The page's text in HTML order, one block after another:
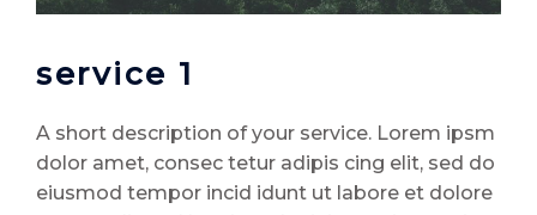
service 1
A short description of your service. Lorem ipsm
dolor amet, consec tetur adipis cing elit, sed do
eiusmod tempor incid idunt ut labore et dolore